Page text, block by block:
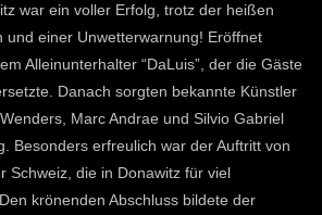
war ein voller Erfolg, trotz der heißen
und einer Unwetterwarnung! Eröffnet
Alleinunterhalter “DaLuis”, der die Gäste
Danach sorgten bekannte Künstler
Marc Andrae und Silvio Gabriel
Besonders erfreulich war der Auftritt von
Schweiz, die in Donawitz für viel
krönenden Abschluss bildete der